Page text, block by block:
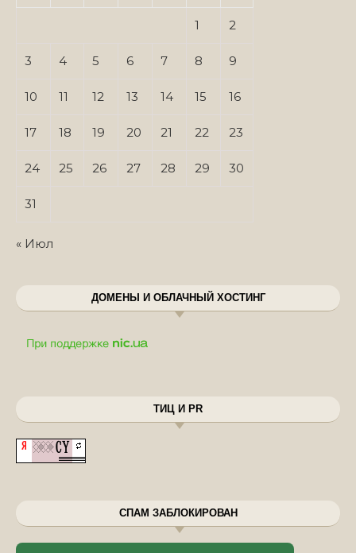
1 2
3 4 5 6 7 8 9
10 11 12 13 14 15 16
17 18 19 20 21 22 23
24 25 26 27 28 29 30
31
« Июл
ДОМЕНЫ И ОБЛАЧНЫЙ ХОСТИНГ
ТИЦ И PR
СПАМ ЗАБЛОКИРОВАН